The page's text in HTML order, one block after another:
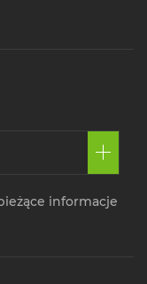
informacje